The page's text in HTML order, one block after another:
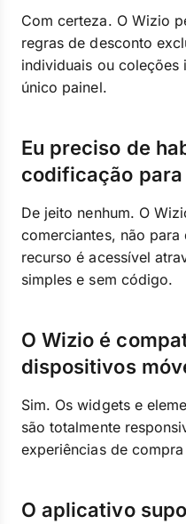
Com certeza. O Wizio
regras de desconto
individuais ou
único painel.
Eu preciso de
codificação
De jeito nenhum. O
comerciantes, não
recurso é acessível
simples e sem código.
O Wizio é
dispositivos
Sim. Os widgets e
são totalmente
experiências de
O aplicativo